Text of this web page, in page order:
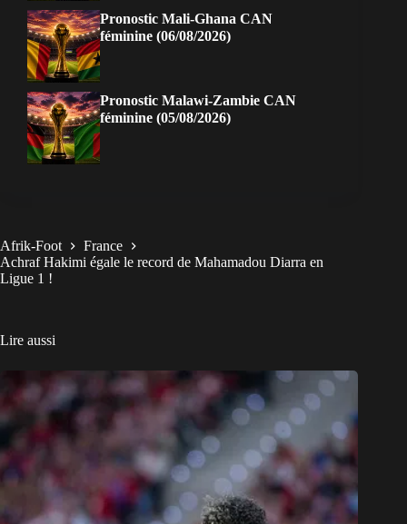
Pronostic Mali-Ghana CAN
féminine (06/08/2026)
Pronostic Malawi-Zambie CAN
féminine (05/08/2026)
Afrik-Foot
France
Achraf Hakimi égale le record de Mahamadou Diarra en
Ligue 1 !
Lire aussi